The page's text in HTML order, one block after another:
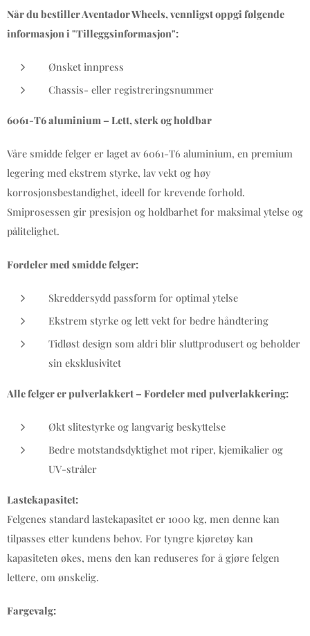
Når du bestiller Aventador Wheels, vennligst oppgi følgende
informasjon i "Tilleggsinformasjon":
Ønsket innpress
Chassis- eller registreringsnummer
6061-T6 aluminium – Lett, sterk og holdbar
Våre smidde felger er laget av 6061-T6 aluminium, en premium
legering med ekstrem styrke, lav vekt og høy
korrosjonsbestandighet, ideell for krevende forhold.
Smiprosessen gir presisjon og holdbarhet for maksimal ytelse og
pålitelighet.
Fordeler med smidde felger:
Skreddersydd passform for optimal ytelse
Ekstrem styrke og lett vekt for bedre håndtering
Tidløst design som aldri blir sluttprodusert og beholder
sin eksklusivitet
Alle felger er pulverlakkert – Fordeler med pulverlakkering:
Økt slitestyrke og langvarig beskyttelse
Bedre motstandsdyktighet mot riper, kjemikalier og
UV-stråler
Lastekapasitet:
Felgenes standard lastekapasitet er 1000 kg, men denne kan
tilpasses etter kundens behov. For tyngre kjøretøy kan
kapasiteten økes, mens den kan reduseres for å gjøre felgen
lettere, om ønskelig.
Fargevalg: